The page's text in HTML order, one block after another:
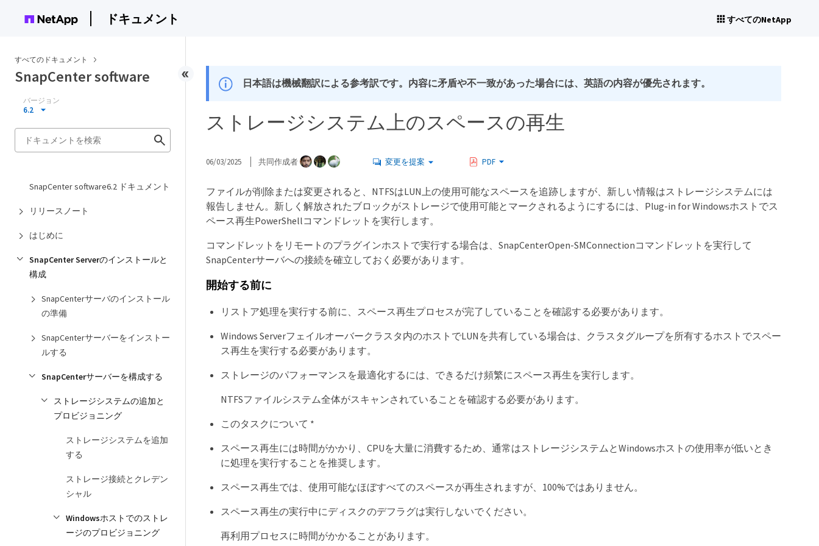
ドキュメント すべてのNetApp
すべてのドキュメント
SnapCenter software
バージョン
6.2
SnapCenter software6.2 ドキュメント
リリースノート
はじめに
SnapCenter Serverのインストールと
構成
SnapCenterサーバのインストール
の準備
SnapCenterサーバーをインストー
ルする
SnapCenterサーバーを構成する
ストレージシステムの追加と
プロビジョニング
ストレージシステムを追加
する
ストレージ接続とクレデン
シャル
Windowsホストでのストレ
ージのプロビジョニング
日本語は機械翻訳による参考訳です。内容に矛盾や不一致があった場合には、英語の内容が優先されます。
ストレージシステム上のスペースの再生
06/03/2025 共同作成者 変更を提案 PDF
ファイルが削除または変更されると、NTFSはLUN上の使用可能なスペースを追跡しますが、新しい情報はストレージシステムには
報告しません。新しく解放されたブロックがストレージで使用可能とマークされるようにするには、Plug-in for Windowsホストでス
ペース再生PowerShellコマンドレットを実行します。
コマンドレットをリモートのプラグインホストで実行する場合は、SnapCenterOpen-SMConnectionコマンドレットを実行して
SnapCenterサーバへの接続を確立しておく必要があります。
開始する前に
リストア処理を実行する前に、スペース再生プロセスが完了していることを確認する必要があります。
Windows Serverフェイルオーバークラスタ内のホストでLUNを共有している場合は、クラスタグループを所有するホストでスペー
ス再生を実行する必要があります。
ストレージのパフォーマンスを最適化するには、できるだけ頻繁にスペース再生を実行します。
NTFSファイルシステム全体がスキャンされていることを確認する必要があります。
このタスクについて *
スペース再生には時間がかかり、CPUを大量に消費するため、通常はストレージシステムとWindowsホストの使用率が低いとき
に処理を実行することを推奨します。
スペース再生では、使用可能なほぼすべてのスペースが再生されますが、100%ではありません。
スペース再生の実行中にディスクのデフラグは実行しないでください。
再利用プロセスに時間がかかることがあります。